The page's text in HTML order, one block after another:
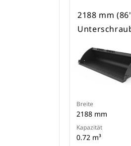
2188 mm
Breite
2188 mm
Kapazität
0.72 m³